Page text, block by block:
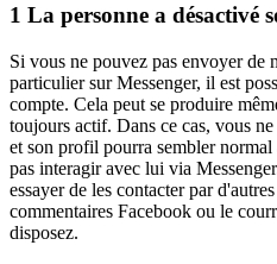
1 La personne a désactivé
Si vous ne pouvez pas envoyer de
particulier sur Messenger, il est
compte. Cela peut se produire
toujours actif. Dans ce cas, vous
et son profil pourra sembler
pas interagir avec lui via
essayer de les contacter par
commentaires Facebook ou le
disposez.